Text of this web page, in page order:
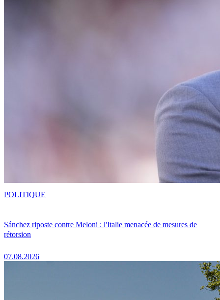
Sánchez riposte contre Meloni : l'Italie menacée de mesures de
rétorsion
07.08.2026
POLITIQUE